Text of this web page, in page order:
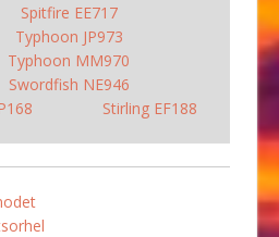
Spitfire EE717
Typhoon JP973
Typhoon MM970
Swordfish NE946
Stirling EF188